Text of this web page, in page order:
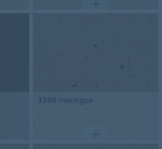
3590 meringue